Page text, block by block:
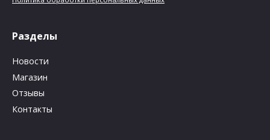
Разделы
Новости
Магазин
Отзывы
Контакты